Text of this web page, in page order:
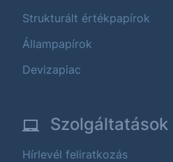
Strukturált értékpapírok
Állampapírok
Devizapiac
Szolgáltatások
Hírlevél feliratkozás